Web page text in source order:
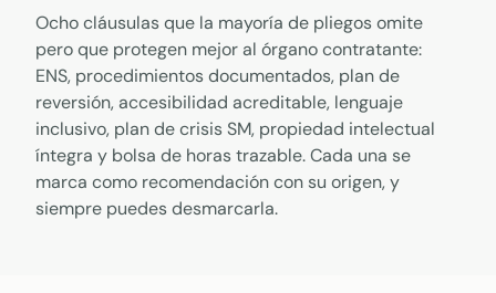
Ocho cláusulas que la mayoría de pliegos omite
pero que protegen mejor al órgano contratante:
ENS, procedimientos documentados, plan de
reversión, accesibilidad acreditable, lenguaje
inclusivo, plan de crisis SM, propiedad intelectual
íntegra y bolsa de horas trazable. Cada una se
marca como recomendación con su origen, y
siempre puedes desmarcarla.